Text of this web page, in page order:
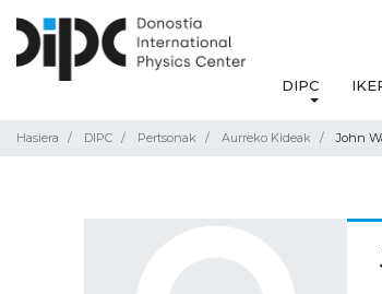
DIPC
Hasiera DIPC Pertsonak Aurreko Kideak John